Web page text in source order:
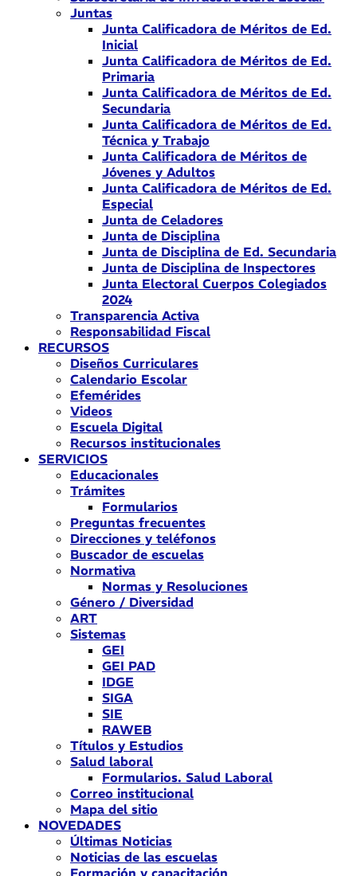
Juntas
Junta Calificadora de Méritos de Ed.
Inicial
Junta Calificadora de Méritos de Ed.
Primaria
Junta Calificadora de Méritos de Ed.
Secundaria
Junta Calificadora de Méritos de Ed.
Técnica y Trabajo
Junta Calificadora de Méritos de
Jóvenes y Adultos
Junta Calificadora de Méritos de Ed.
Especial
Junta de Celadores
Junta de Disciplina
Junta de Disciplina de Ed. Secundaria
Junta de Disciplina de Inspectores
Junta Electoral Cuerpos Colegiados
2024
Transparencia Activa
Responsabilidad Fiscal
RECURSOS
Diseños Curriculares
Calendario Escolar
Efemérides
Videos
Escuela Digital
Recursos institucionales
SERVICIOS
Educacionales
Trámites
Formularios
Preguntas frecuentes
Direcciones y teléfonos
Buscador de escuelas
Normativa
Normas y Resoluciones
Género / Diversidad
ART
Sistemas
GEI
GEI PAD
IDGE
SIGA
SIE
RAWEB
Títulos y Estudios
Salud laboral
Formularios. Salud Laboral
Correo institucional
Mapa del sitio
NOVEDADES
Últimas Noticias
Noticias de las escuelas
Formación y capacitación